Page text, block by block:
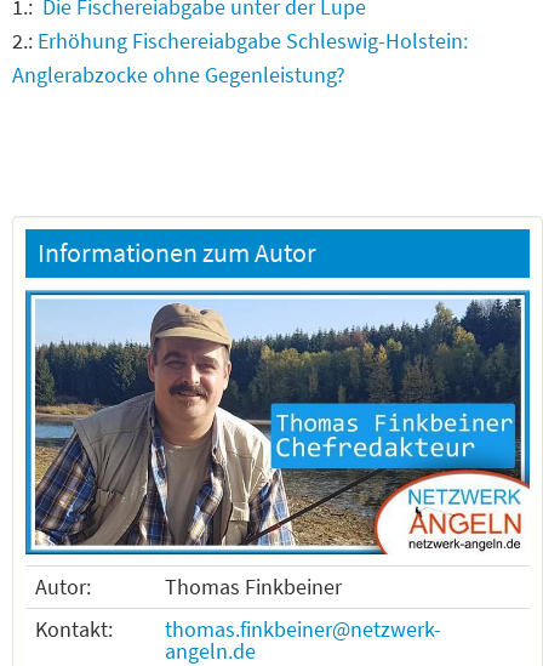
1.: Die Fischereiabgabe unter der Lupe
2.: Erhöhung Fischereiabgabe Schleswig-Holstein:
Anglerabzocke ohne Gegenleistung?
Informationen zum Autor
Autor:
Thomas Finkbeiner
Kontakt:
thomas.finkbeiner@netzwerk-
angeln.de